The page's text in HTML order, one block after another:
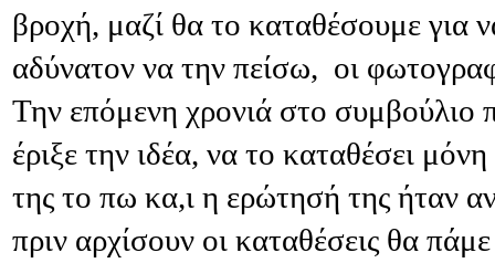
βροχή, μαζί θα το καταθέσουμε για
αδύνατον να την πείσω, οι
Την επόμενη χρονιά στο
έριξε την ιδέα, να το καταθέσει
της το πω κα,ι η ερώτησή της ήταν
πριν αρχίσουν οι καταθέσεις θα